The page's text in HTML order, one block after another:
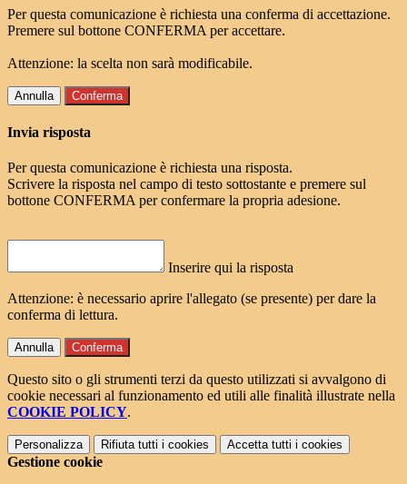
Per questa comunicazione è richiesta una conferma di accettazione.
Premere sul bottone CONFERMA per accettare.
Attenzione: la scelta non sarà modificabile.
Annulla Conferma
Invia risposta
Per questa comunicazione è richiesta una risposta.
Scrivere la risposta nel campo di testo sottostante e premere sul
bottone CONFERMA per confermare la propria adesione.
Inserire qui la risposta
Attenzione: è necessario aprire l'allegato (se presente) per dare la
conferma di lettura.
Annulla Conferma
Questo sito o gli strumenti terzi da questo utilizzati si avvalgono di
cookie necessari al funzionamento ed utili alle finalità illustrate nella
COOKIE POLICY.
Personalizza Rifiuta tutti i cookies Accetta tutti i cookies
Gestione cookie